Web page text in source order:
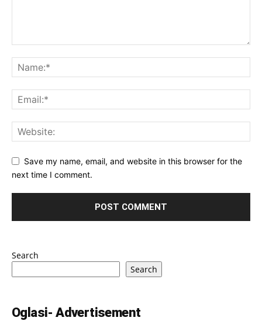
Save my name, email, and website in this browser for the
next time I comment.
Search
Search
Oglasi- Advertisement